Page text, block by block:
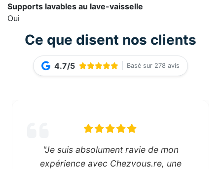
Supports lavables au lave-vaisselle
Oui
Ce que disent nos clients
4.7/5 Basé sur 278 avis
"Je suis absolument ravie de mon
expérience avec Chezvous.re, une